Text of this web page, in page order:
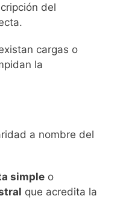
del
cargas o
la
a nombre del
simpleo
que acredita la